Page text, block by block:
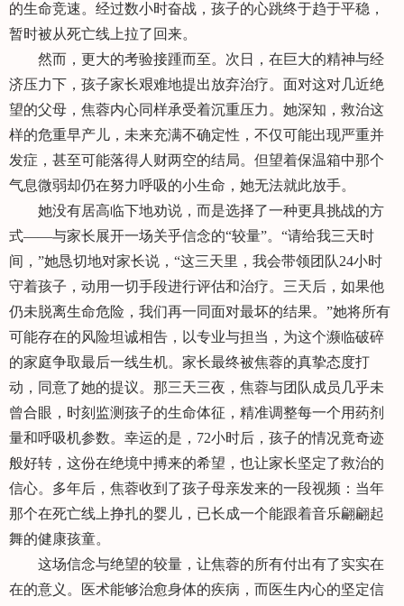
的生命竞速。经过数小时奋战，孩子的心跳终于趋于平稳，
暂时被从死亡线上拉了回来。
然而，更大的考验接踵而至。次日，在巨大的精神与经
济压力下，孩子家长艰难地提出放弃治疗。面对这对几近绝
望的父母，焦蓉内心同样承受着沉重压力。她深知，救治这
样的危重早产儿，未来充满不确定性，不仅可能出现严重并
发症，甚至可能落得人财两空的结局。但望着保温箱中那个
气息微弱却仍在努力呼吸的小生命，她无法就此放手。
她没有居高临下地劝说，而是选择了一种更具挑战的方
式——与家长展开一场关乎信念的“较量”。“请给我三天时
间，”她恳切地对家长说，“这三天里，我会带领团队24小时
守着孩子，动用一切手段进行评估和治疗。三天后，如果他
仍未脱离生命危险，我们再一同面对最坏的结果。”她将所有
可能存在的风险坦诚相告，以专业与担当，为这个濒临破碎
的家庭争取最后一线生机。家长最终被焦蓉的真挚态度打
动，同意了她的提议。那三天三夜，焦蓉与团队成员几乎未
曾合眼，时刻监测孩子的生命体征，精准调整每一个用药剂
量和呼吸机参数。幸运的是，72小时后，孩子的情况竟奇迹
般好转，这份在绝境中搏来的希望，也让家长坚定了救治的
信心。多年后，焦蓉收到了孩子母亲发来的一段视频：当年
那个在死亡线上挣扎的婴儿，已长成一个能跟着音乐翩翩起
舞的健康孩童。
这场信念与绝望的较量，让焦蓉的所有付出有了实实在
在的意义。医术能够治愈身体的疾病，而医生内心的坚定信